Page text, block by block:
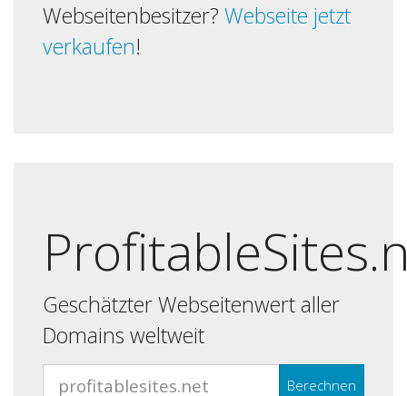
Webseitenbesitzer? Webseite jetzt
verkaufen!
Geschätzter Webseitenwert aller
Domains weltweit
Berechnen